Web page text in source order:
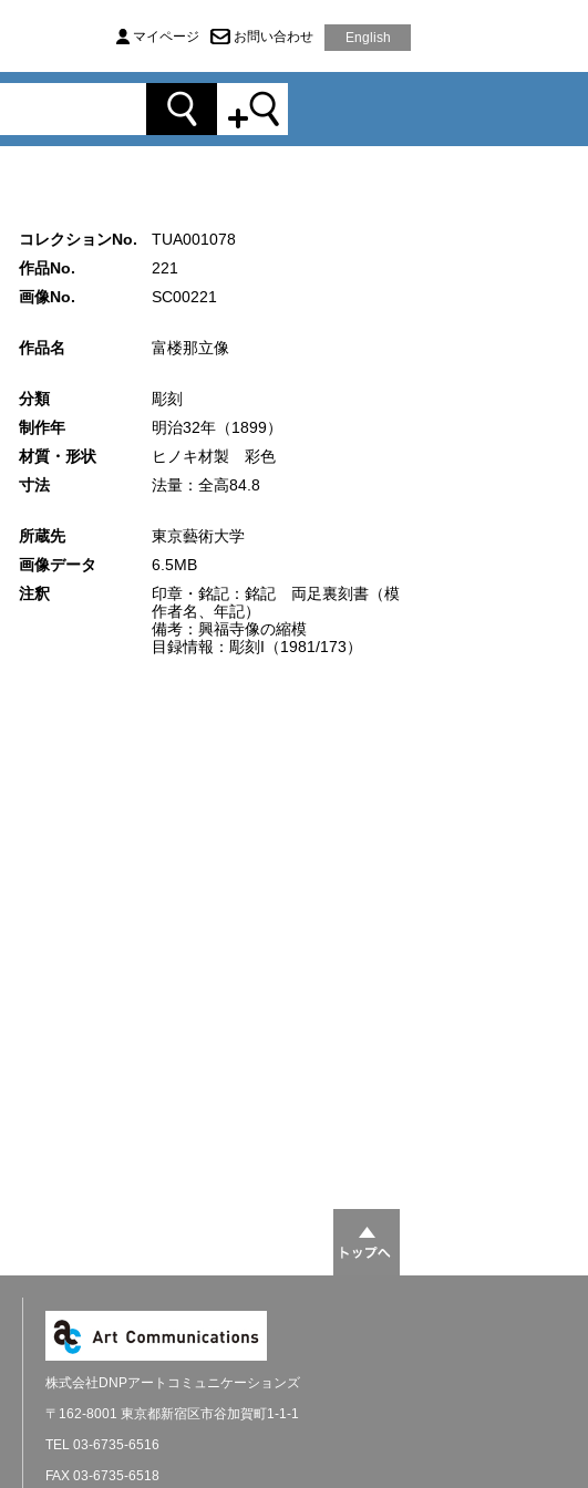
マイページ お問い合わせ English
コレクションNo.
TUA001078
作品No.
221
画像No.
SC00221
作品名 富楼那立像
分類
彫刻
制作年
明治32年（1899）
材質・形状
ヒノキ材製 彩色
寸法
法量：全高84.8
所蔵先
東京藝術大学
画像データ
6.5MB
注釈
印章・銘記：銘記 両足裏刻書（模
作者名、年記）
備考：興福寺像の縮模
目録情報：彫刻I（1981/173）
株式会社DNPアートコミュニケーションズ
〒162-8001 東京都新宿区市谷加賀町1-1-1
TEL 03-6735-6516
FAX 03-6735-6518